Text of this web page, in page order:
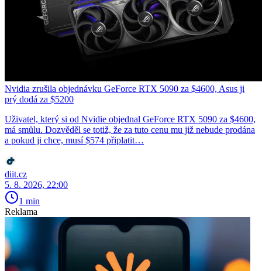
Nvidia zrušila objednávku GeForce RTX 5090 za $4600, Asus ji
prý dodá za $5200
Uživatel, který si od Nvidie objednal GeForce RTX 5090 za $4600,
má smůlu. Dozvěděl se totiž, že za tuto cenu mu již nebude prodána
a pokud ji chce, musí $574 připlatit…
diit.cz
5. 8. 2026, 22:00
1 min
Reklama